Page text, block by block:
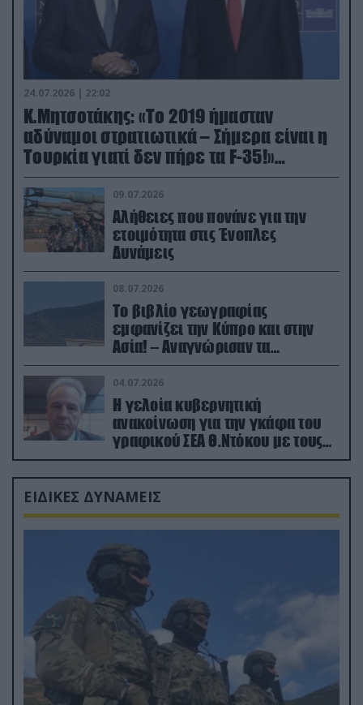
24.07.2026 | 22:02
Κ.Μητσοτάκης: «Το 2019 ήμασταν
αδύναμοι στρατιωτικά – Σήμερα είναι η
Τουρκία γιατί δεν πήρε τα F-35!»
(βίντεο)
09.07.2026
Αλήθειες που πονάνε για την
ετοιμότητα στις Ένοπλες
Δυνάμεις
08.07.2026
Το βιβλίο γεωγραφίας
εμφανίζει την Κύπρο και στην
Ασία! – Αναγνώρισαν τα
κατεχόμενα; (φωτο)
04.07.2026
Η γελοία κυβερνητική
ανακοίνωση για την γκάφα του
γραφικού ΣΕΑ Θ.Ντόκου με τους
Ρώσους φαρσέρ
ΕΙΔΙΚΕΣ ΔΥΝΑΜΕΙΣ